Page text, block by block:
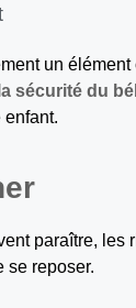
un élément
sécurité du
enfant.
paraître,
se reposer.